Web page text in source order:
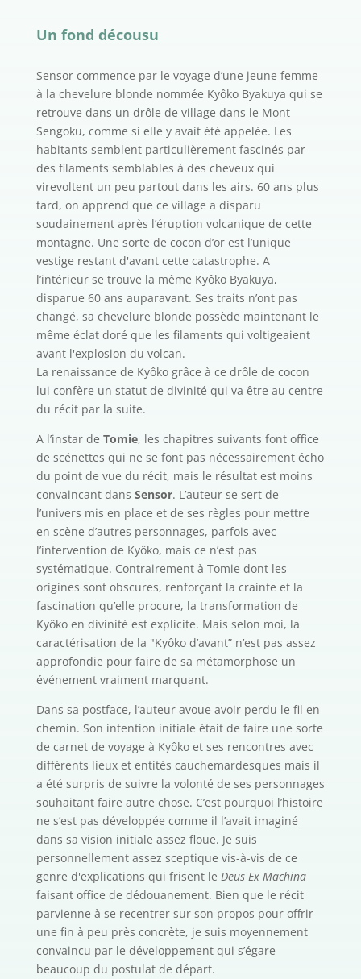
Un fond décousu
Sensor commence par le voyage d’une jeune femme
à la chevelure blonde nommée Kyôko Byakuya qui se
retrouve dans un drôle de village dans le Mont
Sengoku, comme si elle y avait été appelée. Les
habitants semblent particulièrement fascinés par
des filaments semblables à des cheveux qui
virevoltent un peu partout dans les airs. 60 ans plus
tard, on apprend que ce village a disparu
soudainement après l’éruption volcanique de cette
montagne. Une sorte de cocon d’or est l’unique
vestige restant d'avant cette catastrophe. A
l’intérieur se trouve la même Kyôko Byakuya,
disparue 60 ans auparavant. Ses traits n’ont pas
changé, sa chevelure blonde possède maintenant le
même éclat doré que les filaments qui voltigeaient
avant l'explosion du volcan.
La renaissance de Kyôko grâce à ce drôle de cocon
lui confère un statut de divinité qui va être au centre
du récit par la suite.
A l’instar de Tomie, les chapitres suivants font office
de scénettes qui ne se font pas nécessairement écho
du point de vue du récit, mais le résultat est moins
convaincant dans Sensor. L’auteur se sert de
l’univers mis en place et de ses règles pour mettre
en scène d’autres personnages, parfois avec
l’intervention de Kyôko, mais ce n’est pas
systématique. Contrairement à Tomie dont les
origines sont obscures, renforçant la crainte et la
fascination qu’elle procure, la transformation de
Kyôko en divinité est explicite. Mais selon moi, la
caractérisation de la "Kyôko d’avant” n’est pas assez
approfondie pour faire de sa métamorphose un
événement vraiment marquant.
Dans sa postface, l’auteur avoue avoir perdu le fil en
chemin. Son intention initiale était de faire une sorte
de carnet de voyage à Kyôko et ses rencontres avec
différents lieux et entités cauchemardesques mais il
a été surpris de suivre la volonté de ses personnages
souhaitant faire autre chose. C’est pourquoi l’histoire
ne s’est pas développée comme il l’avait imaginé
dans sa vision initiale assez floue. Je suis
personnellement assez sceptique vis-à-vis de ce
genre d'explications qui frisent le Deus Ex Machina
faisant office de dédouanement. Bien que le récit
parvienne à se recentrer sur son propos pour offrir
une fin à peu près concrète, je suis moyennement
convaincu par le développement qui s’égare
beaucoup du postulat de départ.